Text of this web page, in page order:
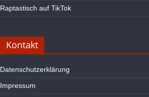
Raptastisch auf TikTok
Kontakt
Datenschutzerklärung
Impressum